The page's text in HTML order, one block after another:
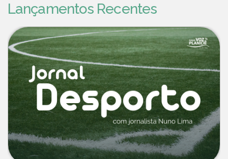
Lançamentos Recentes